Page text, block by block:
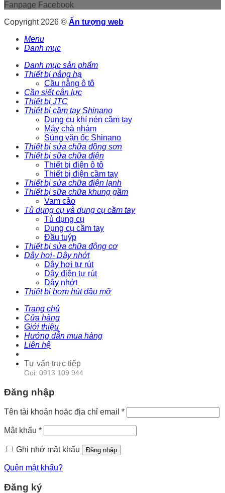
Fanpage Facebook
Copyright 2026 © Ấn tượng web
Menu
Danh mục
Danh mục sản phẩm
Thiết bị nâng hạ
Cầu nâng ô tô
Cần siết cân lực
Thiết bị JTC
Thiết bị cầm tay Shinano
Dụng cụ khí nén cầm tay
Máy chà nhám
Súng vặn ốc Shinano
Thiết bị sửa chữa đồng sơn
Thiết bị sữa chữa điện
Thiết bị điện ô tô
Thiết bị điện cầm tay
Thiết bị sửa chữa điện lạnh
Thiết bị sữa chữa khung gầm
Vam cảo
Tủ dụng cụ và dụng cụ cầm tay
Tủ dụng cụ
Dụng cụ cầm tay
Đầu tuýp
Thiết bị sửa chữa động cơ
Dây hơi- Dây nhớt
Dây hơi tự rút
Dây điện tự rút
Dây nhớt
Thiết bị bơm hút dầu mỡ
Trang chủ
Cửa hàng
Giới thiệu
Hướng dẫn mua hàng
Liên hệ
Tư vấn trực tiếp
Gọi: 0913 109 944
Đăng nhập
Tên tài khoản hoặc địa chỉ email *
Mật khẩu *
Ghi nhớ mật khẩu Đăng nhập
Quên mật khẩu?
Đăng ký